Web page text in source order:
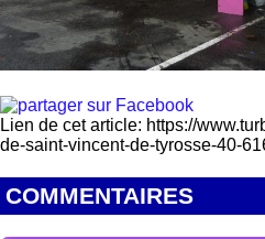
Lien de cet article: https://
de-saint-vincent-de-tyrosse-40-
COMMENTAIRES